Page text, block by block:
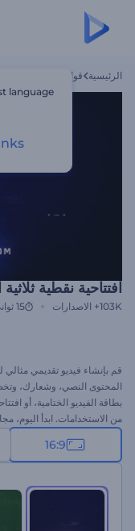
الرئيسية قوالب
افتتاحية نقطية ثلاثية
103K+ الاصدارات 15 ثواني
المحتوى النصي، وشعارك،
بطاقة الفيديو الختامية، أو
من الاستخدامات. ابدأ اليوم،
16:9
language